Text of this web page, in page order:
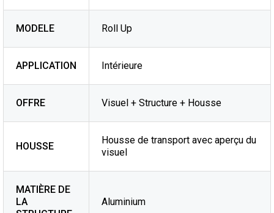
MODELE Roll Up
APPLICATION Intérieure
OFFRE Visuel + Structure + Housse
HOUSSE
Housse de transport avec aperçu du
visuel
MATIÈRE DE
LA
Aluminium